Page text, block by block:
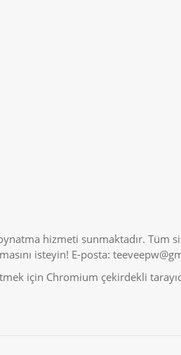
hizmeti sunmaktadır. Tüm
isteyin! E-posta:
için Chromium çekirdekli